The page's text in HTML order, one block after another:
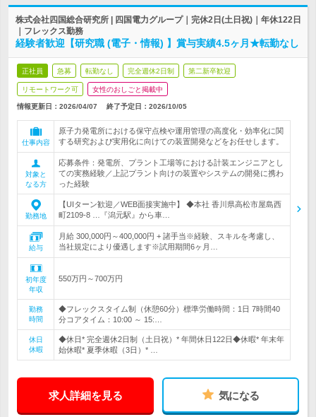
株式会社四国総合研究所 | 四国電力グループ｜完休2日(土日祝)｜年休122日
｜フレックス勤務
経験者歓迎【研究職 (電子・情報) 】賞与実績4.5ヶ月★転勤なし
正社員 急募 転勤なし 完全週休2日制 第二新卒歓迎
リモートワーク可 女性のおしごと掲載中
情報更新日：2026/04/07 終了予定日： 2026/10/05
仕事内容
原子力発電所における保守点検や運用管理の高度化・効率化に関
する研究および実用化に向けての装置開発などをお任せします。
対象と
なる方
応募条件：発電所、プラント工場等における計装エンジニアとし
ての実務経験／上記プラント向けの装置やシステムの開発に携わ
った経験
勤務地
【UIターン歓迎／WEB面接実施中】 ◆本社 香川県高松市屋島西
町2109-8 …『潟元駅』から車…
給与
月給 300,000円～400,000円 + 諸手当※経験、スキルを考慮し、
当社規定により優遇します※試用期間6ヶ月…
初年度
年収
550万円～700万円
勤務
時間
◆フレックスタイム制（休憩60分）標準労働時間：1日 7時間40
分コアタイム：10:00 ～ 15:…
休日
休暇
◆休日* 完全週休2日制（土日祝）* 年間休日122日◆休暇* 年末年
始休暇* 夏季休暇（3日）* …
求人詳細を見る 気になる